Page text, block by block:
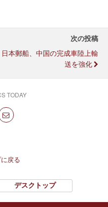
次の投稿
日本郵船、中国の完成車陸上輸
送を強化
TODAY
戻る
デスクトップ